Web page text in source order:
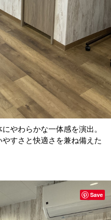
やわらかな一体感を演出。
すさと快適さを兼ね備えた
Save